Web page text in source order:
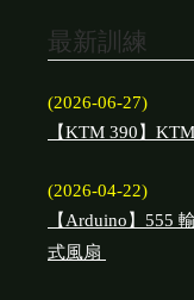
最新訓練
(2026-06-27)
【KTM 390】
(2026-04-22)
【Arduino】555
式風扇